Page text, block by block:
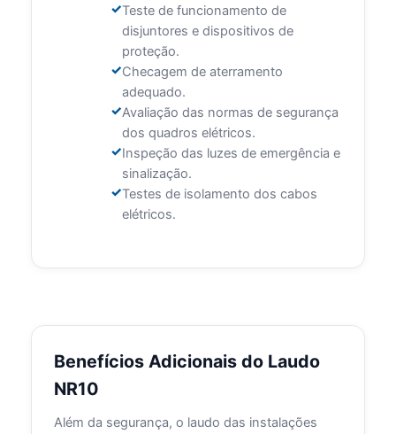
Teste de funcionamento de
disjuntores e dispositivos de
proteção.
Checagem de aterramento
adequado.
Avaliação das normas de segurança
dos quadros elétricos.
Inspeção das luzes de emergência e
sinalização.
Testes de isolamento dos cabos
elétricos.
Benefícios Adicionais do Laudo
NR10
Além da segurança, o laudo das instalações